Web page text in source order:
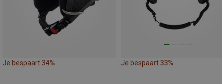
Je bespaart 34% Je bespaart 33%